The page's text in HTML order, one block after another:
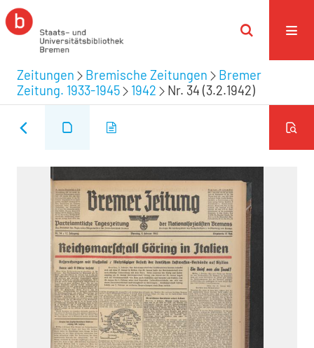
Zeitungen Bremische Zeitungen
Bremer
Zeitung. 1933-1945
1942 Nr. 34 (3.2.1942)